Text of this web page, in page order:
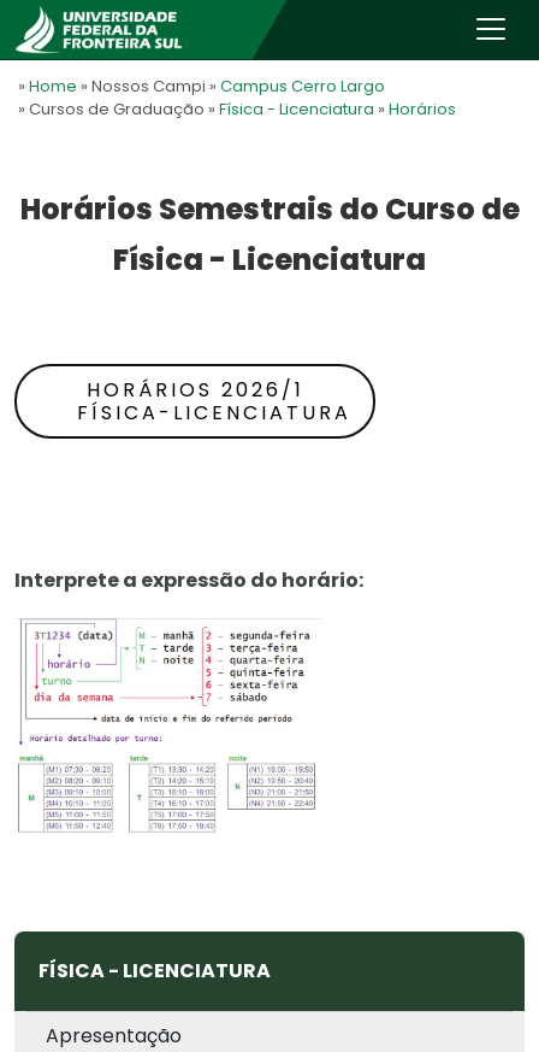
» Home » Nossos Campi » Campus Cerro Largo
» Cursos de Graduação » Física - Licenciatura » Horários
Horários Semestrais do Curso de
Física - Licenciatura
HORÁRIOS 2026/1
FÍSICA-LICENCIATURA
Interprete a expressão do horário:
FÍSICA - LICENCIATURA
Apresentação